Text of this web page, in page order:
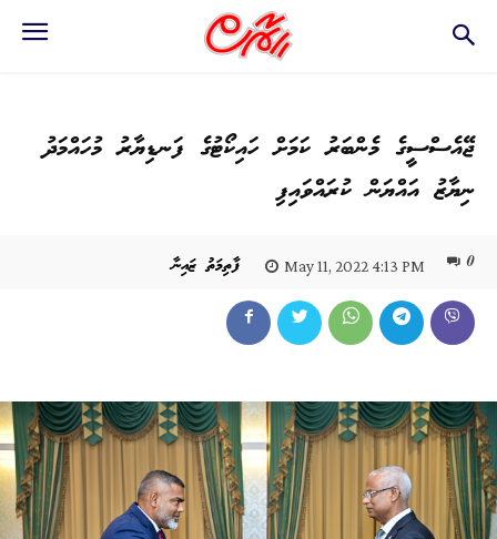
ޖޭއެސްސީގެ މެންބަރު ކަމަށް ހައިކޯޓުގެ ފަނޑިޔާރު މުހައްމަދު
ނިޔާޒު އައްޔަން ކުރައްވައިފި
ފާތިމަތު ޒައިނާ May 11, 2022 4:13 PM 0